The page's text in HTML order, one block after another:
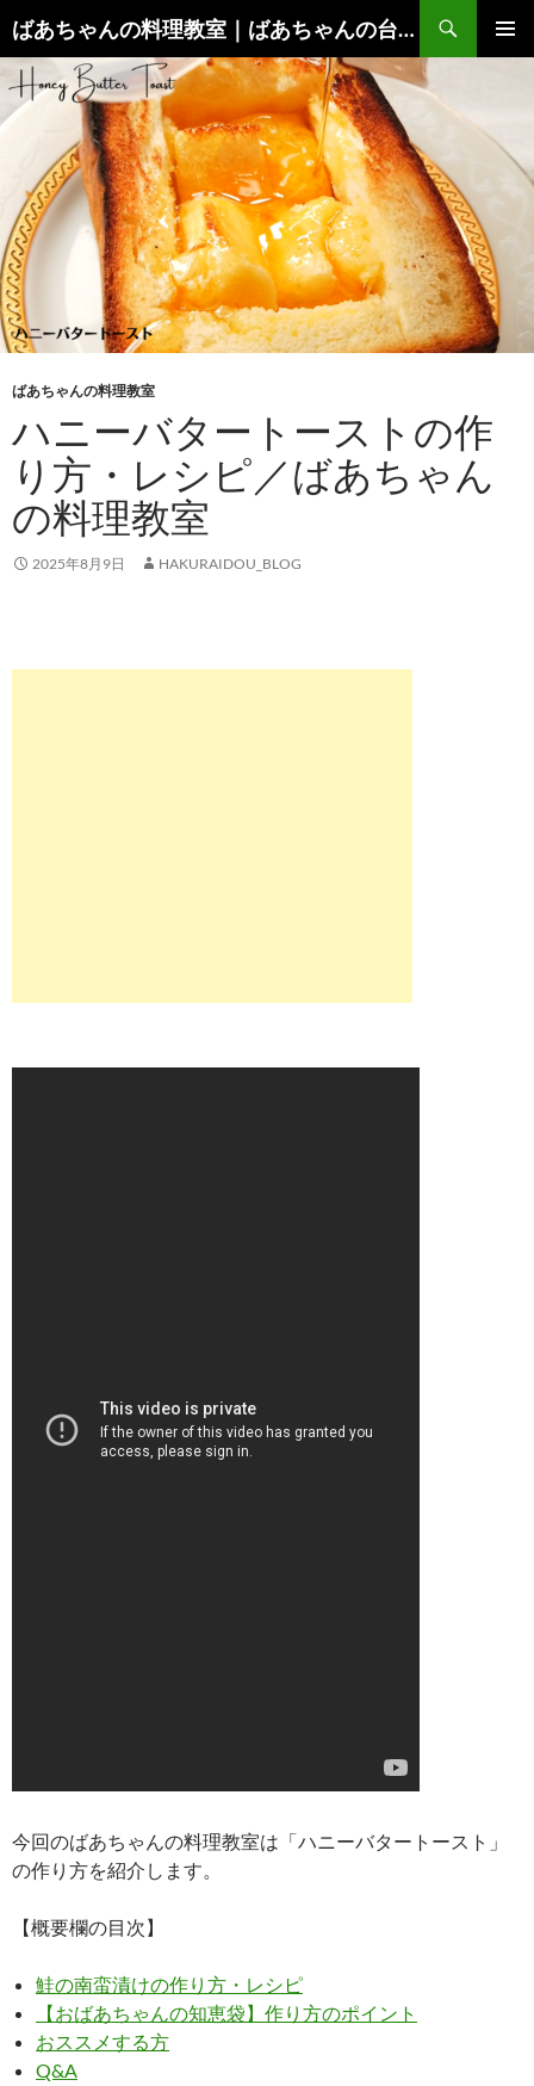
ン
ツ
キ
ッ
プ
ばあちゃんの料理教室｜ばあちゃんの台所から学ぶ、食と健康の知恵
索
ばあちゃんの料理教室
ハニーバタートーストの作
り方・レシピ／ばあちゃん
の料理教室
2025年8月9日 HAKURAIDOU_BLOG
今回のばあちゃんの料理教室は「ハニーバタートースト」
の作り方を紹介します。
【概要欄の目次】
鮭の南蛮漬けの作り方・レシピ
【おばあちゃんの知恵袋】作り方のポイント
おススメする方
Q&A